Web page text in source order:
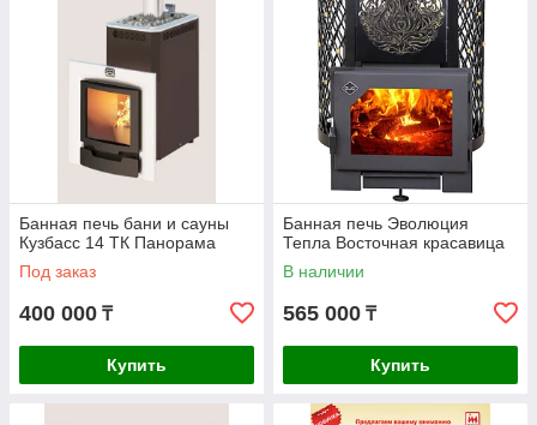
Банная печь бани и сауны
Кузбасс 14 ТК Панорама
Под заказ
400 000 ₸
Купить
Банная печь Эволюция
Тепла Восточная красавица
В наличии
565 000 ₸
Купить